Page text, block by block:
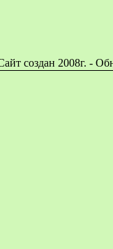
создан 2008г. -